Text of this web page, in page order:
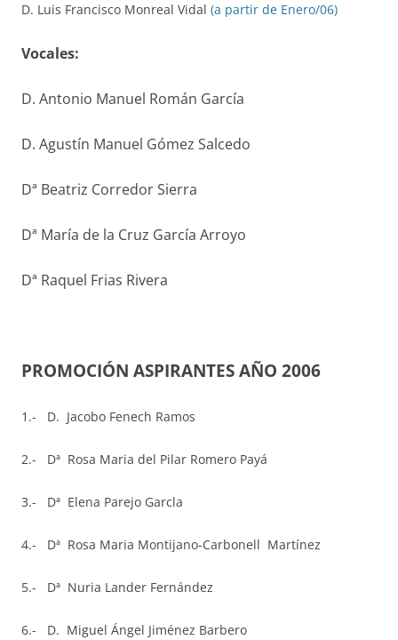
D. Luis Francisco Monreal Vidal (a partir de Enero/06)
Vocales:
D. Antonio Manuel Román García
D. Agustín Manuel Gómez Salcedo
Dª Beatriz Corredor Sierra
Dª María de la Cruz García Arroyo
Dª Raquel Frias Rivera
PROMOCIÓN ASPIRANTES AÑO 2006
1.- D. Jacobo Fenech Ramos
2.- Dª Rosa Maria del Pilar Romero Payá
3.- Dª Elena Parejo Garcla
4.- Dª Rosa Maria Montijano-Carbonell Martínez
5.- Dª Nuria Lander Fernández
6.- D. Miguel Ángel Jiménez Barbero